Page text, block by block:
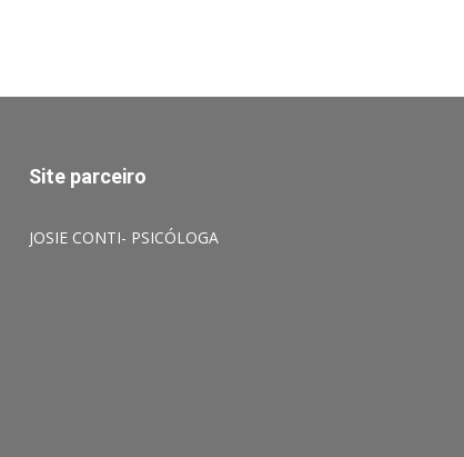
Site parceiro
JOSIE CONTI- PSICÓLOGA